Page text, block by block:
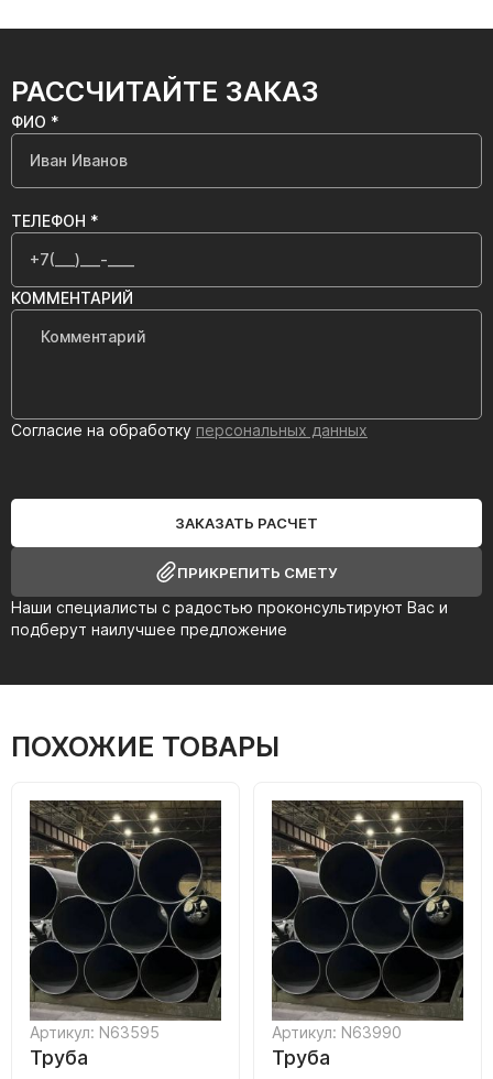
РАССЧИТАЙТЕ ЗАКАЗ
Наши специалисты с радостью проконсультируют Вас и
подберут наилучшее предложение
ФИО *
ТЕЛЕФОН *
КОММЕНТАРИЙ
Согласие на обработку персональных данных
ЗАКАЗАТЬ РАСЧЕТ
ПРИКРЕПИТЬ СМЕТУ
ПОХОЖИЕ ТОВАРЫ
Артикул: N63595
Труба
Артикул: N63990
Труба